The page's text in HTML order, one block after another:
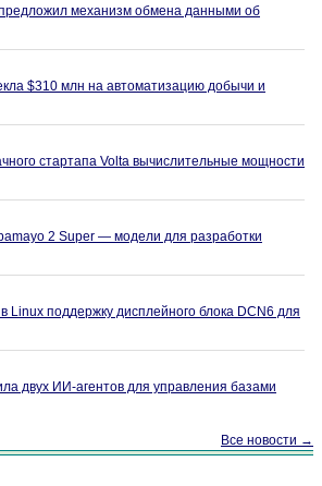
механизм обмена данными об
$310 млн на автоматизацию добычи и
стартапа Volta вычислительные мощности
2 Super — модели для разработки
Linux поддержку дисплейного блока DCN6 для
двух ИИ-агентов для управления базами
Все новости →